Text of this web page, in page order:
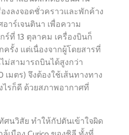
งลงจอดชั่วคราวและพักค้าง
าร์เจนตินา เพื่อความ
ที่ 13 ตุลาคม เครื่องบินก็
รั้ง แต่เนื่องจากผู้โดยสารที่
ม่สามารถบินได้สูงกว่า
เมตร) จึงต้องใช้เส้นทางทาง
รก็ดี ด้วยสภาพอากาศที่
นวิสัย ทำให้กัปตันเข้าใจผิด